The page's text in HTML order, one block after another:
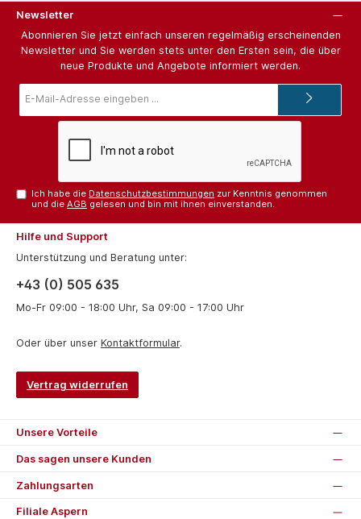
Newsletter
Abonnieren Sie jetzt einfach unseren regelmäßig erscheinenden
Newsletter und Sie werden stets unter den Ersten sein, die über
neue Produkte und Angebote informiert werden.
Mail-
Ich habe die Datenschutzbestimmungen zur Kenntnis genommen
und dieAGB gelesen und bin mit ihnen einverstanden.
Hilfe und Support
Unterstützung und Beratung unter:
+43 (0) 505 635
Mo-Fr 09:00 - 18:00 Uhr, Sa 09:00 - 17:00 Uhr
Oder über unser Kontaktformular.
Vertrag widerrufen
Unsere Vorteile
Das sagen unsere Kunden
Zahlungsarten
Filiale Aspern